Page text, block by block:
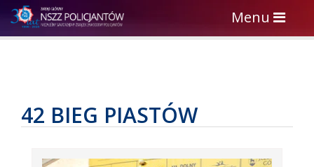
Toggle
navigation
Menu
42 BIEG PIASTÓW